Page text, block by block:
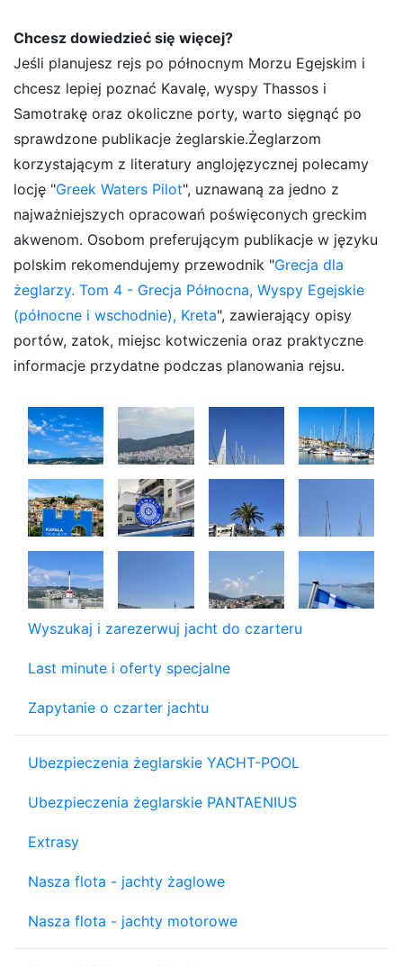
Chcesz dowiedzieć się więcej?
Jeśli planujesz rejs po północnym Morzu Egejskim i
chcesz lepiej poznać Kavalę, wyspy Thassos i
Samotrakę oraz okoliczne porty, warto sięgnąć po
sprawdzone publikacje żeglarskie.Żeglarzom
korzystającym z literatury anglojęzycznej polecamy
locję "Greek Waters Pilot", uznawaną za jedno z
najważniejszych opracowań poświęconych greckim
akwenom. Osobom preferującym publikacje w języku
polskim rekomendujemy przewodnik "Grecja dla
żeglarzy. Tom 4 - Grecja Północna, Wyspy Egejskie
(północne i wschodnie), Kreta", zawierający opisy
portów, zatok, miejsc kotwiczenia oraz praktyczne
informacje przydatne podczas planowania rejsu.
Wyszukaj i zarezerwuj jacht do czarteru
Last minute i oferty specjalne
Zapytanie o czarter jachtu
Ubezpieczenia żeglarskie YACHT-POOL
Ubezpieczenia żeglarskie PANTAENIUS
Extrasy
Nasza flota - jachty żaglowe
Nasza flota - jachty motorowe